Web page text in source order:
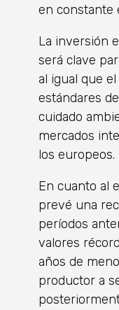
en constante
La inversión
será clave
al igual que
estándares
cuidado
mercados
los europeos.
En cuanto al
prevé una
períodos
valores
años de
productor a